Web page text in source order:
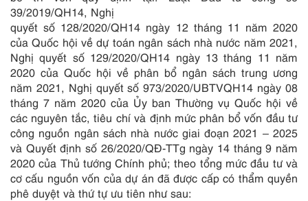
39/2019/QH14, Nghị
quyết số 128/2020/QH14 ngày 12 tháng 11 năm 2020
của Quốc hội về dự toán ngân sách nhà nước năm 2021,
Nghị quyết số 129/2020/QH14 ngày 13 tháng 11 năm
2020 của Quốc hội về phân bổ ngân sách trung ương
năm 2021, Nghị quyết số 973/2020/UBTVQH14 ngày 08
tháng 7 năm 2020 của Ủy ban Thường vụ Quốc hội về
các nguyên tắc, tiêu chí và định mức phân bổ vốn đầu tư
công nguồn ngân sách nhà nước giai đoạn 2021 – 2025
và Quyết định số 26/2020/QĐ-TTg ngày 14 tháng 9 năm
2020 của Thủ tướng Chính phủ; theo tổng mức đầu tư và
cơ cấu nguồn vốn của dự án đã được cấp có thẩm quyền
phê duyệt và thứ tự ưu tiên như sau: